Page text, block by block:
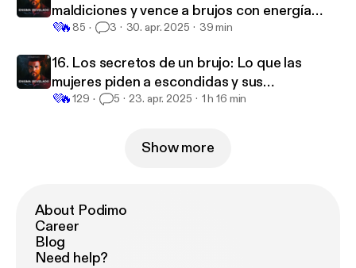
maldiciones y vence a brujos con energía
pura
💜🔥85 3 30. apr. 2025 39 min
16. Los secretos de un brujo: Lo que las
mujeres piden a escondidas y sus
consecuencias
💜🔥129 5 23. apr. 2025 1 h 16 min
Show more
About Podimo
Career
Blog
Need help?